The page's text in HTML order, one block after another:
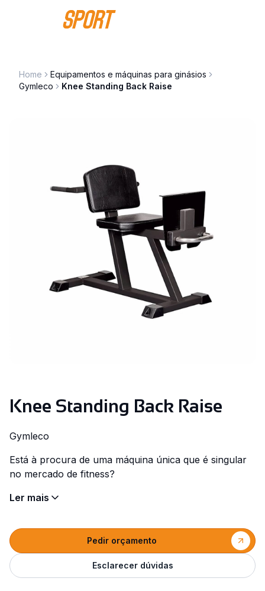
Saltar para o conteúdo
Home
Equipamentos e máquinas para ginásios
Gymleco
Knee Standing Back Raise
Knee Standing Back Raise
Gymleco
Está à procura de uma máquina única que é singular
no mercado de fitness?
Ler mais
Pedir orçamento
Esclarecer dúvidas